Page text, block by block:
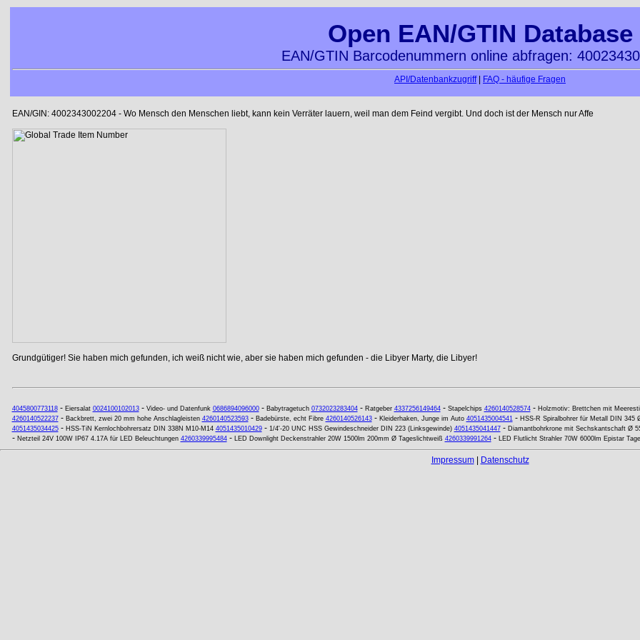
Open EAN/GTIN Database
EAN/GTIN Barcodenummern online abfragen:
API/Datenbankzugriff| FAQ - häufige Fragen
EAN/GIN: 4002343002204 - Wo Mensch den Menschen liebt, kann kein Verräter lauern, weil man dem Feind vergibt. Und doch ist der Mensch nur Affe
Grundgütiger! Sie haben mich gefunden, ich weiß nicht wie, aber sie haben mich gefunden - die Libyer Marty, die Libyer!
4045800773118- Eiersalat 0024100102013- Video- und Datenfunk 0686894096000- Babytragetuch 0732023283404- Ratgeber 4337256149464- Stapelchips 4260140528574- Holzmotiv: Brettchen mit
4260140522237- Backbrett, zwei 20 mm hohe Anschlagleisten 4260140523593- Badebürste, echt Fibre 4260140526143- Kleiderhaken, Junge im Auto 4051435004541- HSS-R Spiralbohrer für Metall DIN
4051435034425- HSS-TiN Kernlochbohrersatz DIN 338N M10-M14 4051435010429- 1/4'-20 UNC HSS Gewindeschneider DIN 223 (Linksgewinde) 4051435041447- Diamantbohrkrone mit Sechskantschaft Ø
- Netzteil 24V 100W IP67 4.17A für LED Beleuchtungen 4260339995484- LED Downlight Deckenstrahler 20W 1500lm 200mm Ø Tageslichtweiß 4260339991264- LED Flutlicht Strahler 70W 6000lm Epistar
Impressum| Datenschutz